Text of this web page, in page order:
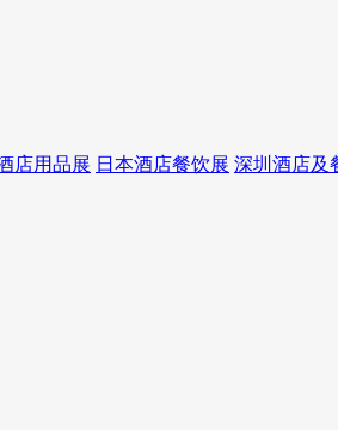
店用品展 日本酒店餐饮展 深圳酒店及